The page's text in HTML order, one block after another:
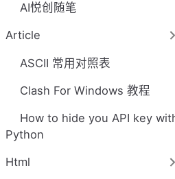
AI悦创随笔
Article
ASCII 常用对照表
Clash For Windows 教程
How to hide you API key
Python
Html